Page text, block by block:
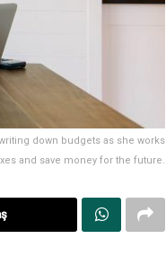
down budgets as she works
and save money for the future.